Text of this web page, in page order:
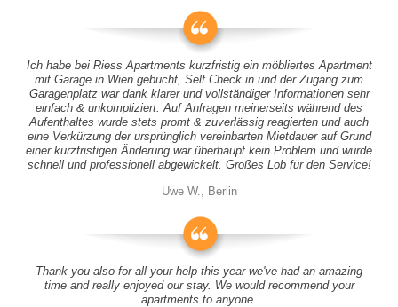
Ich habe bei Riess Apartments kurzfristig ein möbliertes Apartment
mit Garage in Wien gebucht, Self Check in und der Zugang zum
Garagenplatz war dank klarer und vollständiger Informationen sehr
einfach & unkompliziert. Auf Anfragen meinerseits während des
Aufenthaltes wurde stets promt & zuverlässig reagierten und auch
eine Verkürzung der ursprünglich vereinbarten Mietdauer auf Grund
einer kurzfristigen Änderung war überhaupt kein Problem und wurde
schnell und professionell abgewickelt. Großes Lob für den Service!
Uwe W., Berlin
Thank you also for all your help this year we've had an amazing
time and really enjoyed our stay. We would recommend your
apartments to anyone.